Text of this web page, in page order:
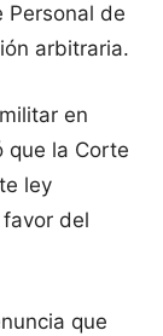
Personal de
arbitraria.
en
que la Corte
ley
del
que